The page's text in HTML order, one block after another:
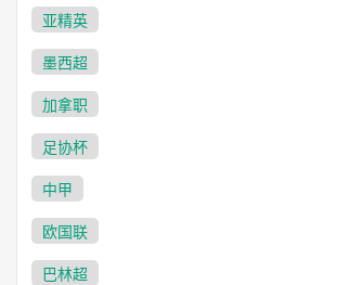
亚精英
墨西超
加拿职
足协杯
中甲
欧国联
巴林超